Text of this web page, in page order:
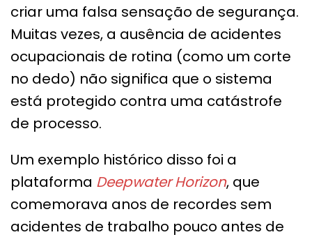
criar uma falsa sensação de segurança.
Muitas vezes, a ausência de acidentes
ocupacionais de rotina (como um corte
no dedo) não significa que o sistema
está protegido contra uma catástrofe
de processo.
Um exemplo histórico disso foi a
plataforma Deepwater Horizon, que
comemorava anos de recordes sem
acidentes de trabalho pouco antes de